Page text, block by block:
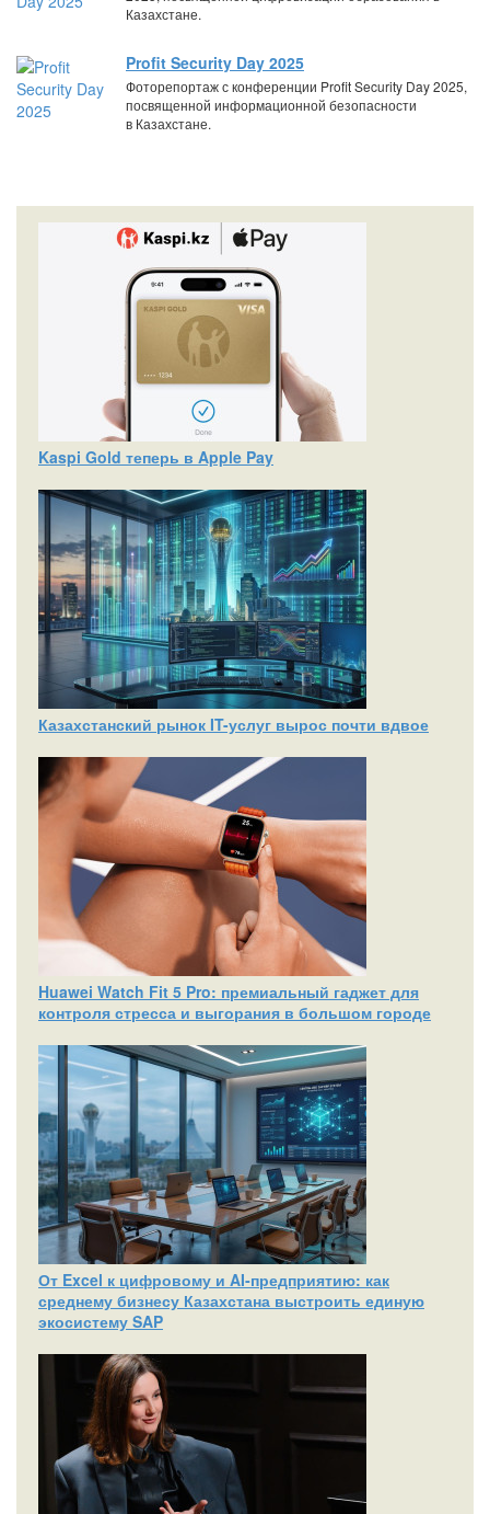
Казахстане.
Profit Security Day 2025
Фоторепортаж с конференции Profit Security Day 2025,
посвященной информационной безопасности
в Казахстане.
Kaspi Gold теперь в Apple Pay
Казахстанский рынок IT-услуг вырос почти вдвое
Huawei Watch Fit 5 Pro: премиальный гаджет для
контроля стресса и выгорания в большом городе
От Excel к цифровому и AI‑предприятию: как
среднему бизнесу Казахстана выстроить единую
экосистему SAP